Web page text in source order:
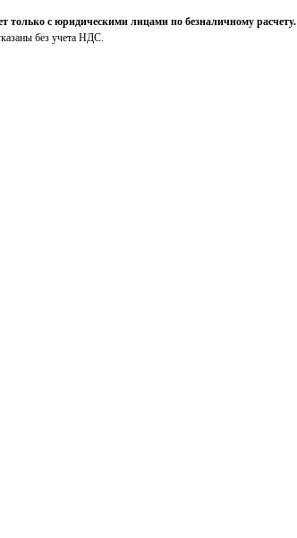
с юридическими лицами по безналичному расчету.
без учета НДС.